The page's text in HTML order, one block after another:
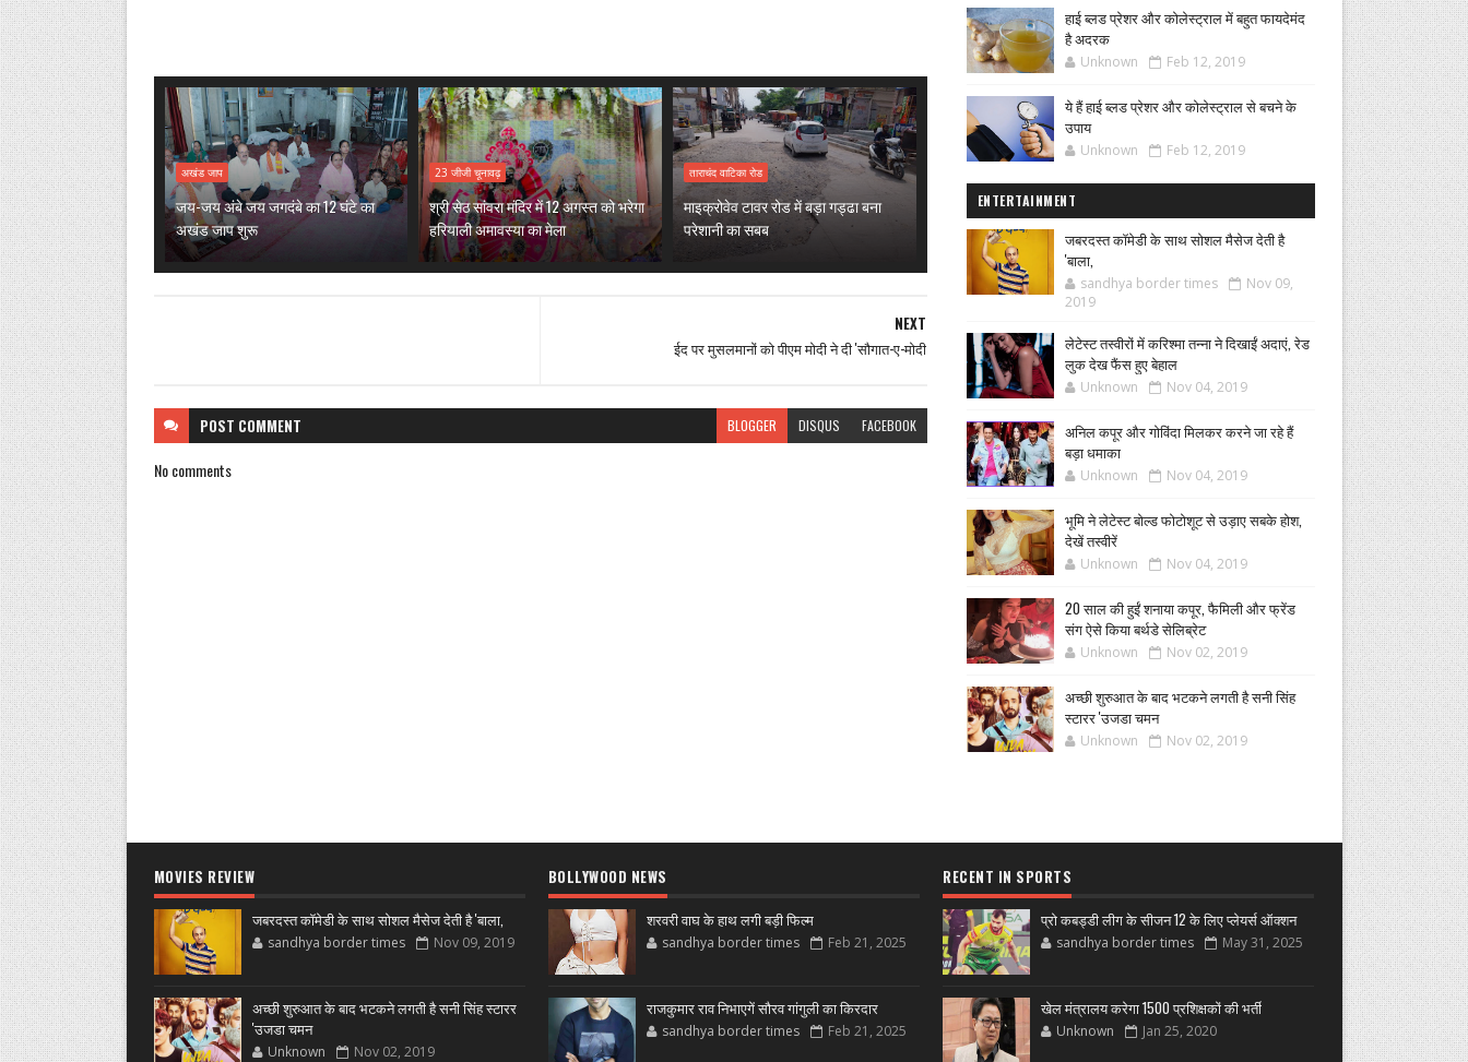
अखंड जाप
जय-जय अंबे जय जगदंबे का 12 घंटे का
अखंड जाप शुरू
23 जीजी चूनावढ़
श्री सेठ सांवरा मंदिर में 12 अगस्त को भरेगा
हरियाली अमावस्या का मेला
ताराचंद वाटिका रोड
माइक्रोवेव टावर रोड में बड़ा गड्ढा बना
परेशानी का सबब
NEXT
ईद पर मुसलमानों को पीएम मोदी ने दी 'सौगात-ए-मोदी
POST COMMENT BLOGGER DISQUS FACEBOOK
No comments
हाई ब्लड प्रेशर और कोलेस्ट्राल में बहुत फायदेमंद
है अदरक
Unknown Feb 12, 2019
ये हैं हाई ब्लड प्रेशर और कोलेस्ट्राल से बचने के
उपाय
Unknown Feb 12, 2019
ENTERTAINMENT
जबरदस्त कॉमेडी के साथ सोशल मैसेज देती है
'बाला,
sandhya border times
Nov 09,
2019
लेटेस्ट तस्वीरों में करिश्मा तन्ना ने दिखाईं अदाएं, रेड
लुक देख फैंस हुए बेहाल
Unknown Nov 04, 2019
अनिल कपूर और गोविंदा मिलकर करने जा रहे हैं
बड़ा धमाका
Unknown Nov 04, 2019
भूमि ने लेटेस्ट बोल्ड फोटोशूट से उड़ाए सबके होश,
देखें तस्वीरें
Unknown Nov 04, 2019
20 साल की हुईं शनाया कपूर, फैमिली और फ्रेंड
संग ऐसे किया बर्थडे सेलिब्रेट
Unknown Nov 02, 2019
अच्छी शुरुआत के बाद भटकने लगती है सनी सिंह
स्टारर 'उजडा चमन
Unknown Nov 02, 2019
MOVIES REVIEW
जबरदस्त कॉमेडी के साथ सोशल मैसेज देती है 'बाला,
sandhya border times Nov 09, 2019
अच्छी शुरुआत के बाद भटकने लगती है सनी सिंह स्टारर
'उजडा चमन
Unknown Nov 02, 2019
BOLLYWOOD NEWS
शरवरी वाघ के हाथ लगी बड़ी फिल्म
sandhya border times Feb 21, 2025
राजकुमार राव निभाएगें सौरव गांगुली का किरदार
sandhya border times Feb 21, 2025
RECENT IN SPORTS
प्रो कबड्डी लीग के सीजन 12 के लिए प्लेयर्स ऑक्शन
sandhya border times May 31, 2025
खेल मंत्रालय करेगा 1500 प्रशिक्षकों की भर्ती
Unknown Jan 25, 2020